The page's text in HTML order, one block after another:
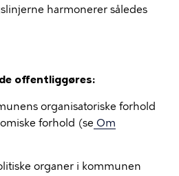
harmonerer således
offentliggøres:
organisatoriske forhold
forhold (se Om
organer i kommunen